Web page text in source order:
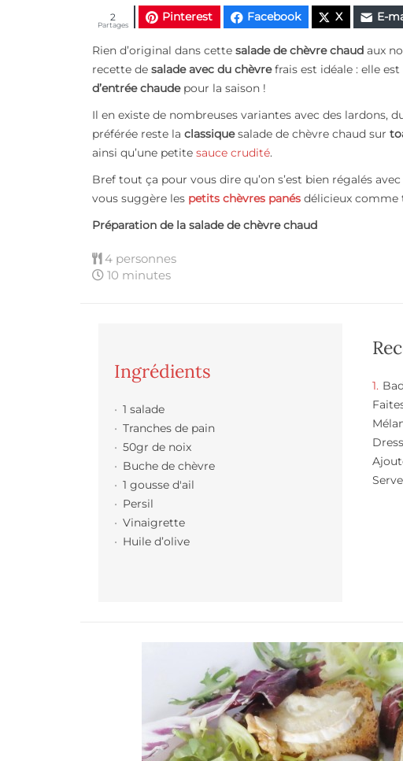
Pinterest Facebook X E-
Partages
2
Rien d’original dans cette salade de chèvre chaud aux
recette de salade avec du chèvrefrais est idéale : elle
d’entrée chaudepour la saison !
Il en existe de nombreuses variantes avec des lardons,
préférée reste la classiquesalade de chèvre chaud sur
ainsi qu’une petite sauce crudité.
Bref tout ça pour vous dire qu’on s’est bien régalés
vous suggère les petits chèvres panés délicieux comme
Préparation de la salade de chèvre chaud
4 personnes
10 minutes
Ingrédients
1 salade
Tranches de pain
50gr de noix
Buche de chèvre
1 gousse d'ail
Persil
Vinaigrette
Huile d’olive